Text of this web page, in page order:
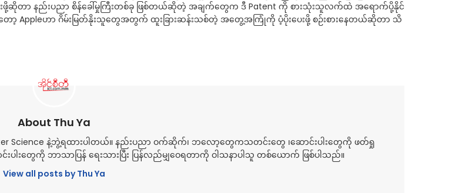
ဆိုတာ နည်းပညာ စိန်ခေါ်မှုကြီးတစ်ခု ဖြစ်တယ်ဆိုတဲ့ အချက်တွေက ဒီ Patent ကို စားသုံးသူလက်ထဲ အရောက်ပို့နိုင်
Appleဟာ ဂိမ်းမြတ်နိုးသူတွေအတွက် ထူးခြားဆန်းသစ်တဲ့ အတွေ့အကြုံကို ပံ့ပိုးပေးဖို့ စဉ်းစားနေတယ်ဆိုတာ သိ
About Thu Ya
Science နဲ့ဘွဲ့ရထားပါတယ်။ နည်းပညာ ဝက်ဆိုက်၊ ဘလော့တွေကသတင်းတွေ ၊ဆောင်းပါးတွေကို ဖတ်ရှု
တွေကို ဘာသာပြန် ရေးသားပြီး ပြန်လည်မျှဝေရတာကို ဝါသနာပါသူ တစ်ယောက် ဖြစ်ပါသည်။
View all posts by Thu Ya